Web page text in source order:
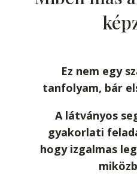
Ez nem egy
tanfolyam, bár
A látványos
gyakorlati
hogy izgalmas